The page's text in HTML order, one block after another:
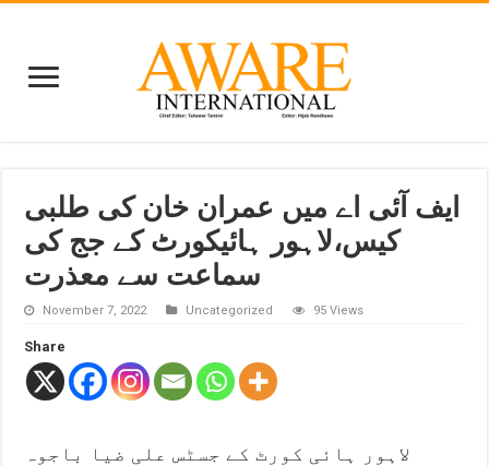
ایف آئی اے میں عمران خان کی طلبی
کیس،لاہور ہائیکورٹ کے جج کی
سماعت سے معذرت
November 7, 2022 Uncategorized 95 Views
Share
لاہور ہائی کورٹ کے جسٹس علی ضیا باجوہ